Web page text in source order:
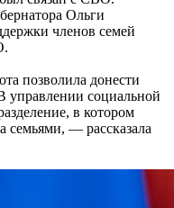
Ольги
членов семей
позволила донести
социальной
в котором
семьями, — рассказала